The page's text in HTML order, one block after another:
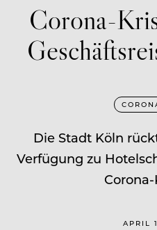
Corona-
Die Stadt Köln
Verfügung zu
APRIL